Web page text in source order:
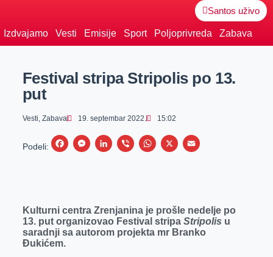
Santos uživo
Izdvajamo Vesti Emisije Sport Poljoprivreda Zabava
Festival stripa Stripolis po 13.
put
Vesti, Zabava 19. septembar 2022. 15:02
Podeli:
F
b
o
M
e
n
L
e
d
V
r
W
s
A
X
E
l
Kulturni centra Zrenjanina je prošle nedelje po
13. put organizovao Festival stripaStripolis u
saradnji sa autorom projekta mr Branko
Đukićem.